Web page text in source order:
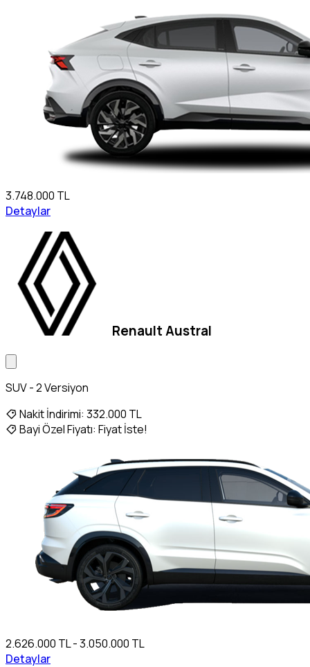
3.748.000 TL
Detaylar
Renault Austral
SUV - 2 Versiyon
Nakit İndirimi: 332.000 TL
Bayi Özel Fiyatı: Fiyat İste!
2.626.000 TL - 3.050.000 TL
Detaylar